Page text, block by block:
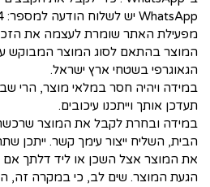
WhatsApp יש לשלוח הודעה למספר: 052-8575214.
מפעילת האתר שומרת לעצמה את
המוצר בהתאם לסוג המוצר המבוקש
הגאוגרפי בשטחי ארץ ישראל.
במידה ויהיה חסר במלאי מוצר, הרי
תעדכן אותך וייתכנו עיכובים.
במידה ובחרת לקבל את המוצר
הבית, השליח ייצור עימך קשר. ייתכן
את המוצר אצל השכן או ליד דלתך אם
הגעת המוצר. שים לב, כי במקרה זה,